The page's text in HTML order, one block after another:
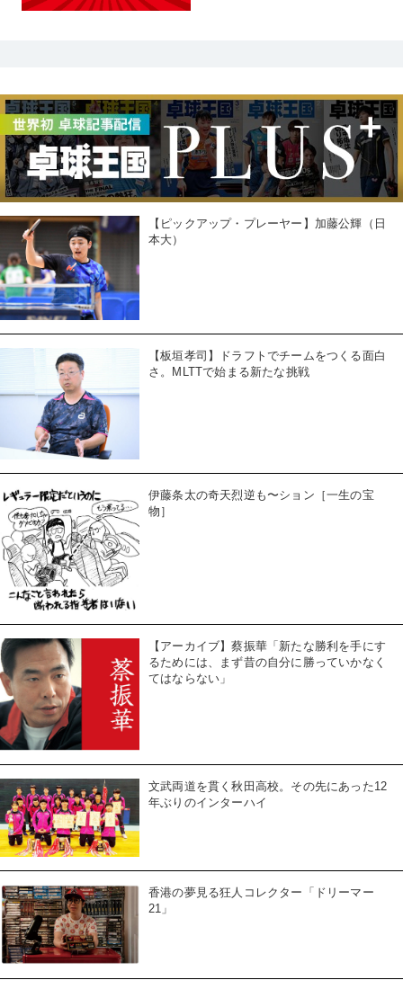
【ピックアップ・プレーヤー】加藤公輝（日
本大）
【板垣孝司】ドラフトでチームをつくる面白
さ。MLTTで始まる新たな挑戦
伊藤条太の奇天烈逆も〜ション［一生の宝
物］
【アーカイブ】蔡振華「新たな勝利を手にす
るためには、まず昔の自分に勝っていかなく
てはならない」
文武両道を貫く秋田高校。その先にあった12
年ぶりのインターハイ
香港の夢見る狂人コレクター「ドリーマー
21」